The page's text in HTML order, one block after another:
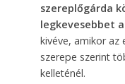
szereplőgárda
legkevesebbet
kivéve, amikor az
szerepe szerint
kelleténél.